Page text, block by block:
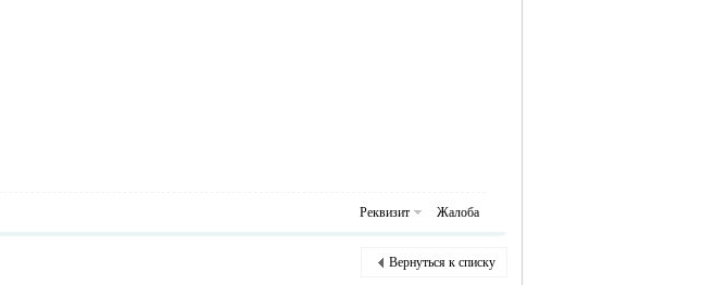
Реквизит Жалоба
Вернуться к списку